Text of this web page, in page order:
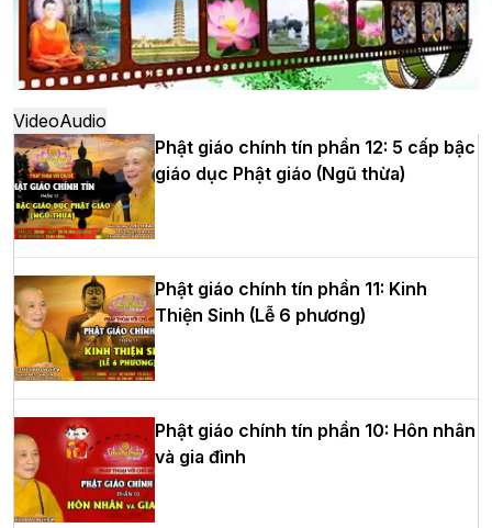
Hà Nội: Ngày tu học cuối cùng khép lại
khóa sinh hoạt Phật pháp mùa hè lần
thứ XIV tại chùa Bằng
Học yêu thương trong ngày tu tập thứ
tư của Khóa sinh hoạt Phật pháp mùa
hè tại chùa Bằng
HT.Thích Thọ Lạc được suy cử làm tân
Trưởng BTS GHPGVN tỉnh Nghệ An
Hòa thượng Thích Quảng Tùng tái đắc
cử Trưởng BTS GHPGVN thành phố Hải
VideoAudio
Phật giáo chính tín phần 12: 5 cấp bậc
giáo dục Phật giáo (Ngũ thừa)
Phật giáo chính tín phần 11: Kinh
Thiện Sinh (Lễ 6 phương)
Phật giáo chính tín phần 10: Hôn nhân
và gia đình